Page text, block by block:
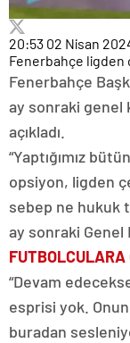
20:53 02 Nisan
Fenerbahçe ligden
Fenerbahçe
ay sonraki genel
açıkladı.
“Yaptığımız
opsiyon, ligden
sebep ne hukuk
ay sonraki Genel
FUTBOLCULARA
“Devam
esprisi yok. Onun
buradan